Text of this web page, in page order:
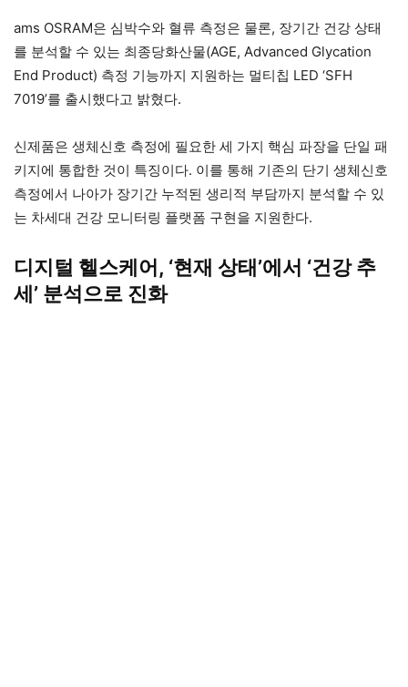
ams OSRAM은 심박수와 혈류 측정은 물론, 장기간 건강 상태
를 분석할 수 있는 최종당화산물(AGE, Advanced Glycation
End Product) 측정 기능까지 지원하는 멀티칩 LED ‘SFH
7019’를 출시했다고 밝혔다.
신제품은 생체신호 측정에 필요한 세 가지 핵심 파장을 단일 패
키지에 통합한 것이 특징이다. 이를 통해 기존의 단기 생체신호
측정에서 나아가 장기간 누적된 생리적 부담까지 분석할 수 있
는 차세대 건강 모니터링 플랫폼 구현을 지원한다.
디지털 헬스케어, ‘현재 상태’에서 ‘건강 추
세’ 분석으로 진화